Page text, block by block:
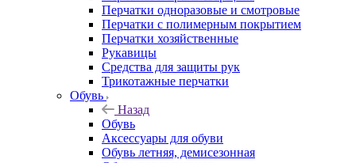
Перчатки одноразовые и смотровые
Перчатки с полимерным покрытием
Перчатки хозяйственные
Рукавицы
Средства для защиты рук
Трикотажные перчатки
Обувь
Назад
Обувь
Аксессуары для обуви
Обувь летняя, демисезонная